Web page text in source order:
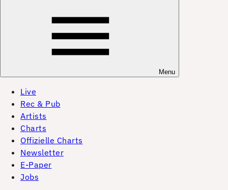
Menu
Live
Rec & Pub
Artists
Charts
Offizielle Charts
Newsletter
E-Paper
Jobs